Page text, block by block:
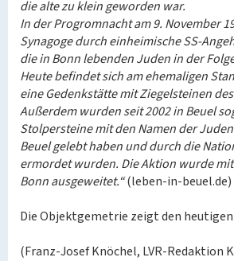
die alte zu klein geworden war.
In der Progromnacht am 9. November
Synagoge durch einheimische SS-
die in Bonn lebenden Juden in der
Heute befindet sich am ehemaligen
eine Gedenkstätte mit Ziegelsteinen
Außerdem wurden seit 2002 in Beuel
Stolpersteine mit den Namen der
Beuel gelebt haben und durch die
ermordet wurden. Die Aktion wurde
Bonn ausgeweitet.“(leben-in-beuel.de)
Die Objektgemetrie zeigt den
(Franz-Josef Knöchel, LVR-Redaktion